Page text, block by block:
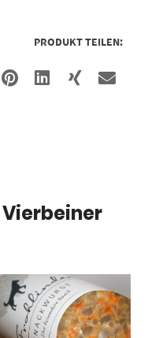
PRODUKT TEILEN: